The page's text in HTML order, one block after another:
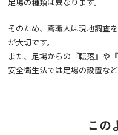
そのため、鳶職人は現地調査
が大切です。
また、足場からの『転落』や
安全衛生法では足場の設置な
この